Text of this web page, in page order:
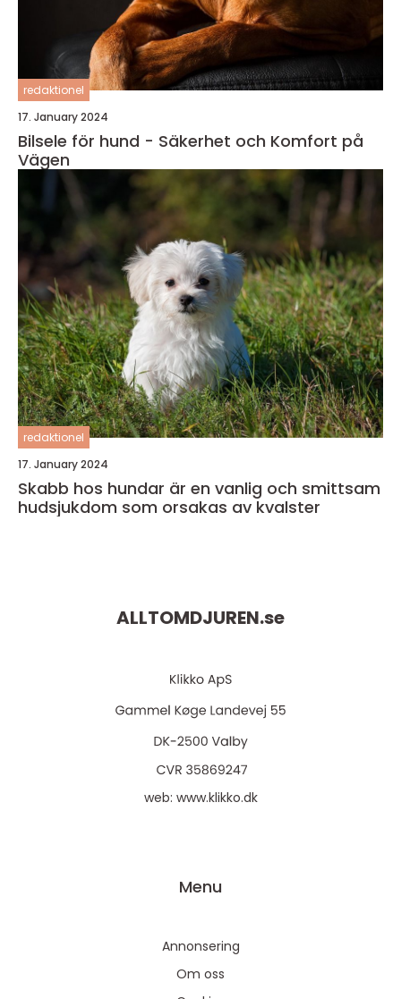
redaktionel
17. January 2024
Bilsele för hund - Säkerhet och Komfort på
Vägen
redaktionel
17. January 2024
Skabb hos hundar är en vanlig och smittsam
hudsjukdom som orsakas av kvalster
ALLTOMDJUREN.se
web: www.klikko.dk
Menu
Annonsering
Om oss